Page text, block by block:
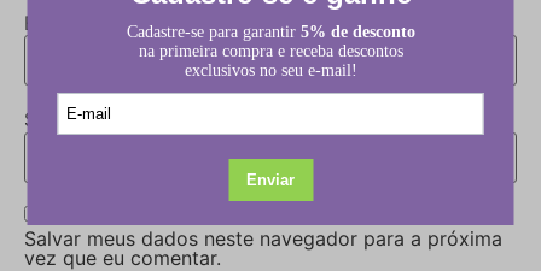
E-mail
Site
Salvar meus dados neste navegador para a próxima
vez que eu comentar.